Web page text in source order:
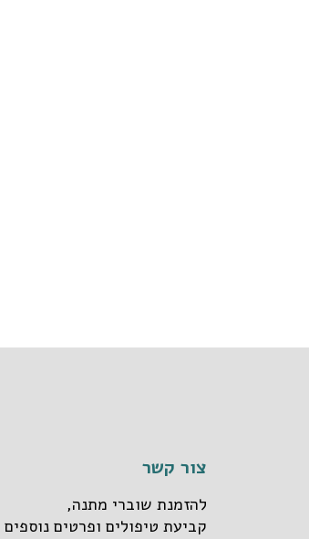
צור קשר
להזמנת שוברי מתנה,
קביעת טיפולים ופרטים נוספים